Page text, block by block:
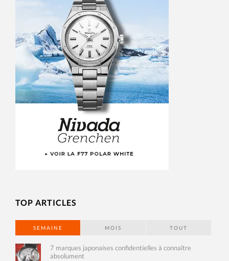
TOP ARTICLES
SEMAINE MOIS TOUT
7 marques japonaises confidentielles à connaître
absolument